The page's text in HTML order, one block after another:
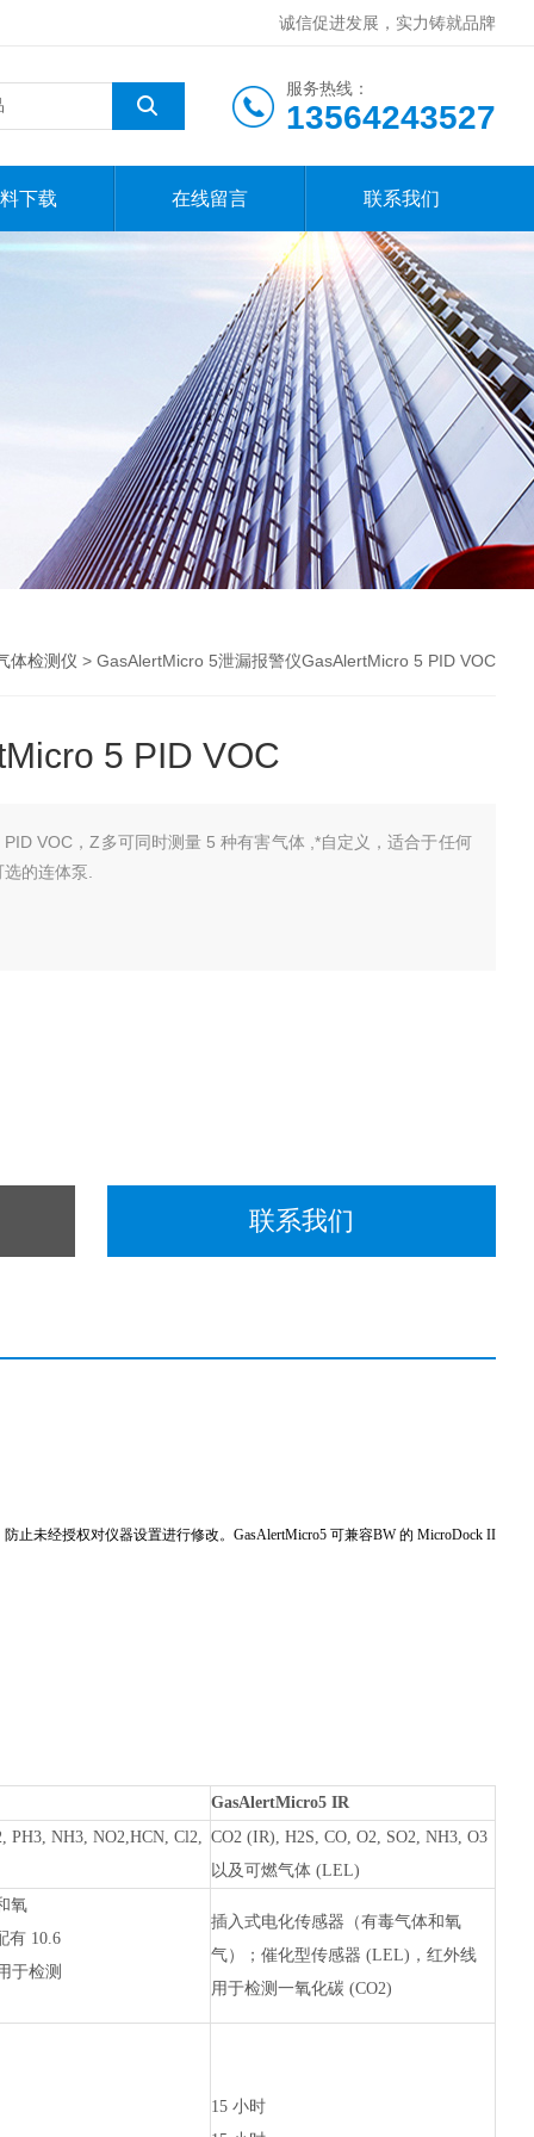
诚信促进发展，实力铸就品牌
服务热线：
13564243527
下载 在线留言 联系我们
体检测仪 > GasAlertMicro 5泄漏报警仪GasAlertMicro 5 PID VOC
5 PID VOC
VOC，Z多可同时测量 5 种有害气体 ,*自定义，适合于任何
的连体泵.
联系我们
止未经授权对仪器设置进行修改。GasAlertMicro5 可兼容BW 的 MicroDock II
GasAlertMicro5 IR
PH3, NH3, NO2,HCN, Cl2, CO2 (IR), H2S, CO, O2, SO2, NH3, O3
以及可燃气体 (LEL)
氧
有 10.6
于检测
插入式电化传感器（有毒气体和氧
气）；催化型传感器 (LEL)，红外线
用于检测一氧化碳 (CO2)
15 小时